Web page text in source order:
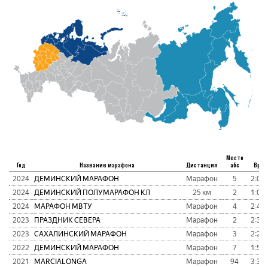
Год Название марафона Дистанция
Место
абс
2024 ДЕМИНСКИЙ МАРАФОН Марафон 5
2024 ДЕМИНСКИЙ ПОЛУМАРАФОН КЛ 25 км 2
2024
МАРАФОН МВТУ Марафон 4
2023
ПРАЗДНИК СЕВЕРА Марафон 2
2023
САХАЛИНСКИЙ МАРАФОН Марафон 3
2022
ДЕМИНСКИЙ МАРАФОН Марафон 7
2021
MARCIALONGA Марафон 94